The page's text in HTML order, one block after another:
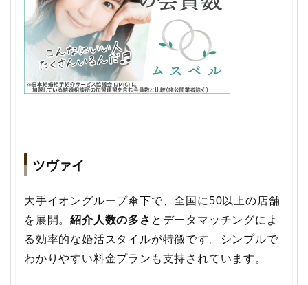
ツヴァイ
大手イオングループ傘下で、全国に50以上の店舗
を展開。紹介人数の多さ とデータマッチングによ
る効率的な婚活スタイルが特徴です。シンプルで
わかりやすい料金プランも支持されています。